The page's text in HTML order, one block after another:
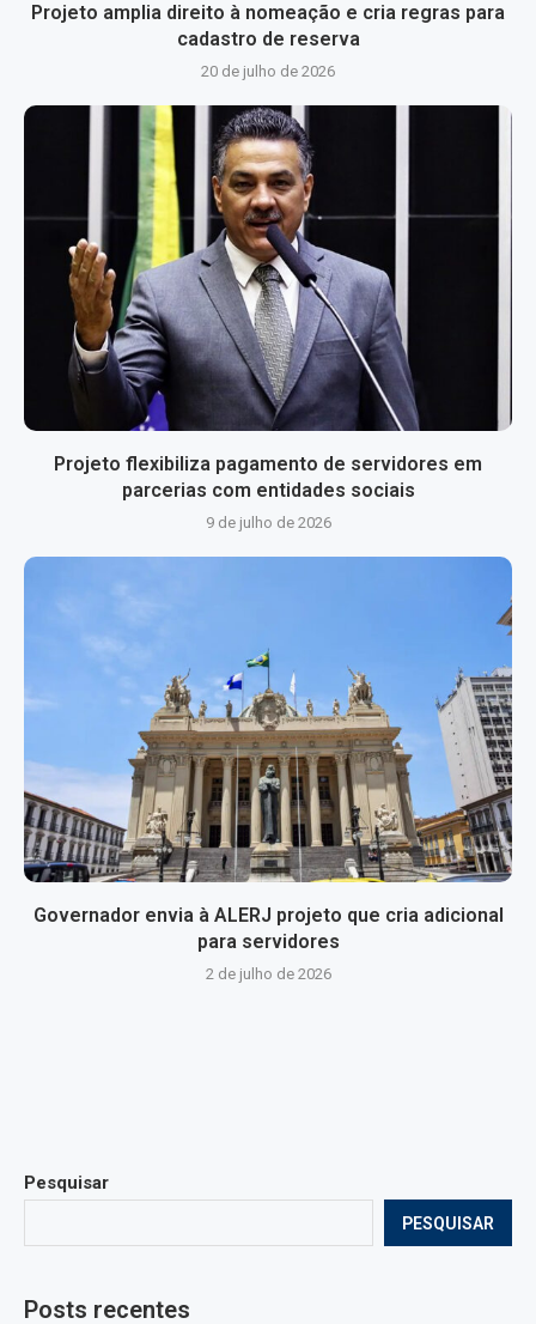
Projeto amplia direito à nomeação e cria regras para
cadastro de reserva
20 de julho de 2026
Projeto flexibiliza pagamento de servidores em
parcerias com entidades sociais
9 de julho de 2026
Governador envia à ALERJ projeto que cria adicional
para servidores
2 de julho de 2026
Pesquisar
PESQUISAR
Posts recentes